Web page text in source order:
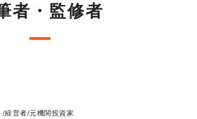
者・監修者
/経営者/元機関投資家